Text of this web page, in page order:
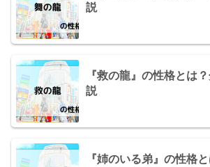
説
『救の龍』の性格とは
説
『姉のいる弟』の性格